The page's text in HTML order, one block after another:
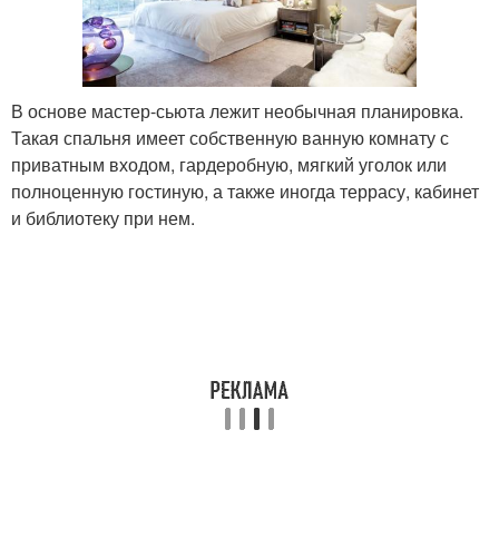
В основе мастер-сьюта лежит необычная планировка.
Такая спальня имеет собственную ванную комнату с
приватным входом, гардеробную, мягкий уголок или
полноценную гостиную, а также иногда террасу, кабинет
и библиотеку при нем.